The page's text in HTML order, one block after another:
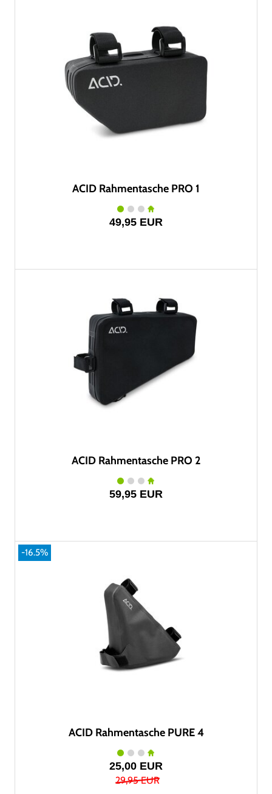
ACID Rahmentasche PRO 1
49,95 EUR
ACID Rahmentasche PRO 2
59,95 EUR
-16.5%
ACID Rahmentasche PURE 4
25,00 EUR
29,95 EUR